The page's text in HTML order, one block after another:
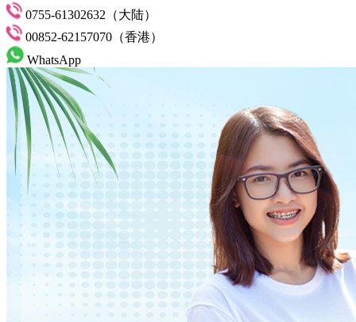
0755-61302632（大陆）
00852-62157070（香港）
WhatsApp